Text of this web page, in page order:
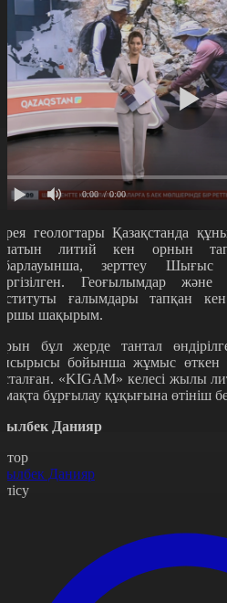
0:00 / 0:00
геологтары Қазақстанда
литий кен орнын
зерттеу Шығыс
Геоғылымдар және
ғалымдары тапқан
шақырым.
бұл жерде тантал
бойынша жұмыс
«KIGAM» келесі жылы
бұрғылау құқығына өтініш
Данияр
Данияр